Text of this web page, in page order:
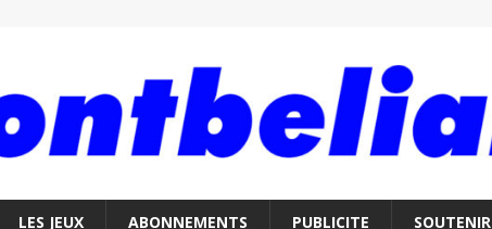
LES JEUX ABONNEMENTS PUBLICITE SOUTENIR